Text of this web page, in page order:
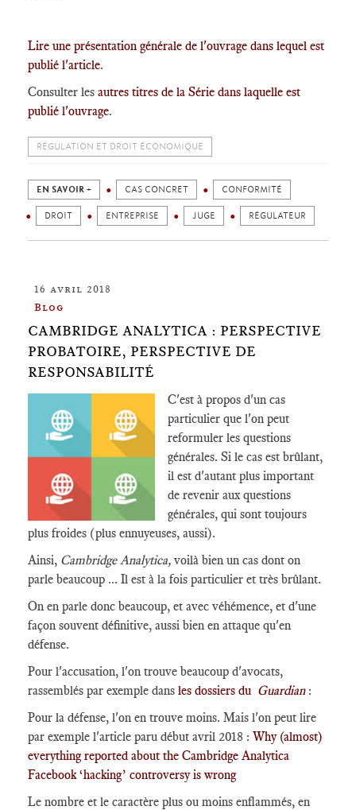
Lire une présentation générale de l'ouvrage dans lequel est
publié l'article.
Consulter les autres titres de la Série dans laquelle est
publié l'ouvrage.
RÉGULATION ET DROIT ÉCONOMIQUE
EN SAVOIR + CAS CONCRET CONFORMITÉ
DROIT ENTREPRISE JUGE RÉGULATEUR
16 avril 2018
Blog
CAMBRIDGE ANALYTICA : PERSPECTIVE
PROBATOIRE, PERSPECTIVE DE
RESPONSABILITÉ
C'est à propos d'un cas
particulier que l'on peut
reformuler les questions
générales. Si le cas est brûlant,
il est d'autant plus important
de revenir aux questions
générales, qui sont toujours
plus froides (plus ennuyeuses, aussi).
Ainsi, Cambridge Analytica, voilà bien un cas dont on
parle beaucoup ... Il est à la fois particulier et très brûlant.
On en parle donc beaucoup, et avec véhémence, et d'une
façon souvent définitive, aussi bien en attaque qu'en
défense.
Pour l'accusation, l'on trouve beaucoup d'avocats,
rassemblés par exemple dans les dossiers du Guardian :
Pour la défense, l'on en trouve moins. Mais l'on peut lire
par exemple l'article paru début avril 2018 : Why (almost)
everything reported about the Cambridge Analytica
Facebook ‘hacking’ controversy is wrong
Le nombre et le caractère plus ou moins enflammés, en